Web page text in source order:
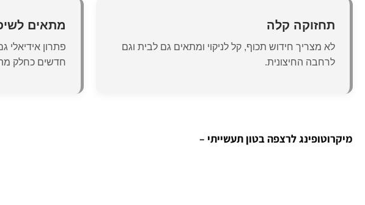
תחזוקה קלה
לא מצריך חידוש תכוף, קל לניקוי ומתאים גם לבית וגם
לרחבה החיצונית.
מתאים
פתרון אידיאלי
חדשים כחלק
מיקרוטופינג לרצפה בטון תעשייתי –